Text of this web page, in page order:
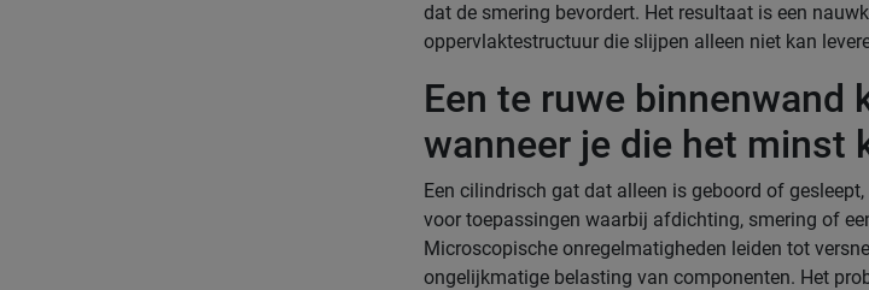
dat de smering bevordert. Het resultaat is een
oppervlaktestructuur die slijpen alleen niet kan
Een te ruwe binnenwand
wanneer je die het minst
Een cilindrisch gat dat alleen is geboord of
voor toepassingen waarbij afdichting, smering of
Microscopische onregelmatigheden leiden tot
ongelijkmatige belasting van componenten. Het